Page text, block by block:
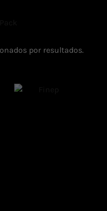
por resultados.